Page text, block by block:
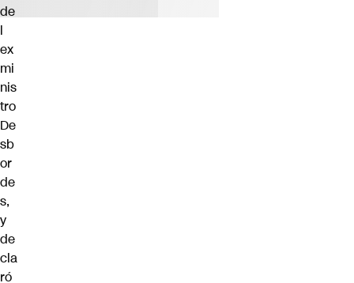
de
l
ex
mi
nis
tro
De
sb
or
de
s,
y
de
cla
ró